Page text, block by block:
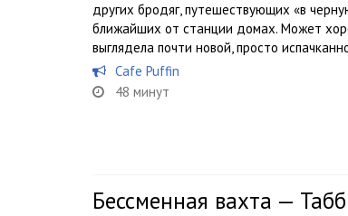
других бродяг, путешествующих «в
ближайших от станции домах. Может
выглядела почти новой, просто
Cafe Puffin
48 минут
Бессменная вахта —